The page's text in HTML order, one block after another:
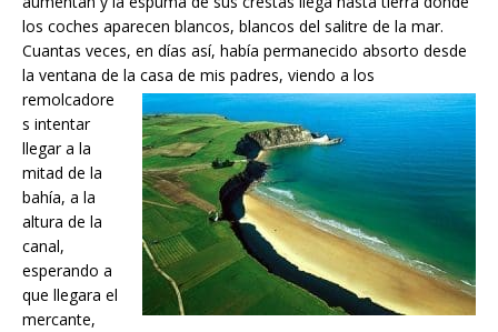
los coches aparecen blancos, blancos del salitre de la mar.
Cuantas veces, en días así, había permanecido absorto desde
la ventana de la casa de mis padres, viendo a los
remolcadore
s intentar
llegar a la
mitad de la
bahía, a la
altura de la
canal,
esperando a
que llegara el
mercante,